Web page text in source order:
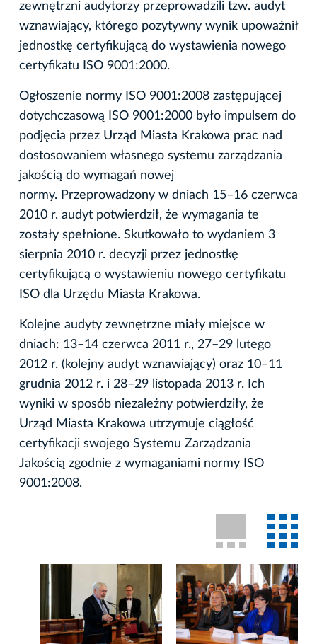
zewnętrzni audytorzy przeprowadzili tzw. audyt
wznawiający, którego pozytywny wynik upoważnił
jednostkę certyfikującą do wystawienia nowego
certyfikatu ISO 9001:2000.
Ogłoszenie normy ISO 9001:2008 zastępującej
dotychczasową ISO 9001:2000 było impulsem do
podjęcia przez Urząd Miasta Krakowa prac nad
dostosowaniem własnego systemu zarządzania
jakością do wymagań nowej
normy. Przeprowadzony w dniach 15–16 czerwca
2010 r. audyt potwierdził, że wymagania te
zostały spełnione. Skutkowało to wydaniem 3
sierpnia 2010 r. decyzji przez jednostkę
certyfikującą o wystawieniu nowego certyfikatu
ISO dla Urzędu Miasta Krakowa.
Kolejne audyty zewnętrzne miały miejsce w
dniach: 13–14 czerwca 2011 r., 27–29 lutego
2012 r. (kolejny audyt wznawiający) oraz 10–11
grudnia 2012 r. i 28–29 listopada 2013 r. Ich
wyniki w sposób niezależny potwierdziły, że
Urząd Miasta Krakowa utrzymuje ciągłość
certyfikacji swojego Systemu Zarządzania
Jakością zgodnie z wymaganiami normy ISO
9001:2008.